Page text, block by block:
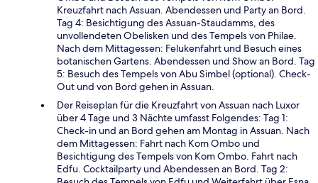
Kreuzfahrt nach Assuan. Abendessen und Party an Bord.
Tag 4: Besichtigung des Assuan-Staudamms, des
unvollendeten Obelisken und des Tempels von Philae.
Nach dem Mittagessen: Felukenfahrt und Besuch eines
botanischen Gartens. Abendessen und Show an Bord. Tag
5: Besuch des Tempels von Abu Simbel (optional). Check-
Out und von Bord gehen in Assuan.
Der Reiseplan für die Kreuzfahrt von Assuan nach Luxor
über 4 Tage und 3 Nächte umfasst Folgendes: Tag 1:
Check-in und an Bord gehen am Montag in Assuan. Nach
dem Mittagessen: Fahrt nach Kom Ombo und
Besichtigung des Tempels von Kom Ombo. Fahrt nach
Edfu. Cocktailparty und Abendessen an Bord. Tag 2: